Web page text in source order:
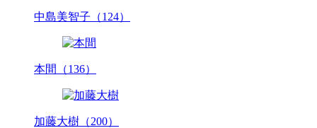
中島美智子（124）
本間（136）
加藤大樹（200）